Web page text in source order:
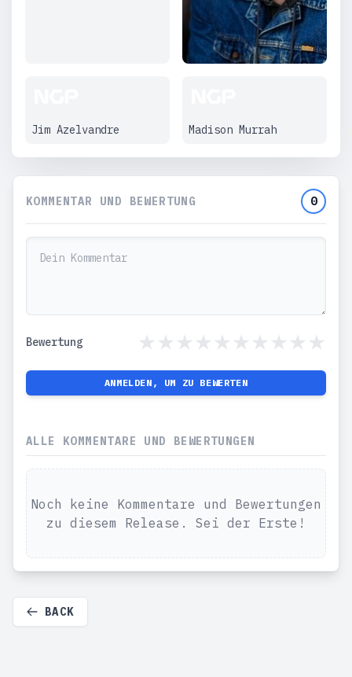
Jim Azelvandre Madison Murrah
KOMMENTAR UND BEWERTUNG 0
Bewertung
ANMELDEN, UM ZU BEWERTEN
ALLE KOMMENTARE UND BEWERTUNGEN
Noch keine Kommentare und Bewertungen
zu diesem Release. Sei der Erste!
BACK